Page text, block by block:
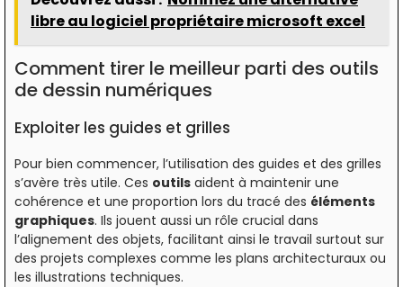
libre au logiciel propriétaire microsoft excel
Comment tirer le meilleur parti des outils
de dessin numériques
Exploiter les guides et grilles
Pour bien commencer, l’utilisation des guides et des grilles
s’avère très utile. Ces outils aident à maintenir une
cohérence et une proportion lors du tracé des éléments
graphiques. Ils jouent aussi un rôle crucial dans
l’alignement des objets, facilitant ainsi le travail surtout sur
des projets complexes comme les plans architecturaux ou
les illustrations techniques.